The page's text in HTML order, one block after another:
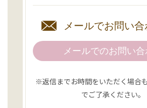
メールでお問い
メールでのお問い合
※返信までお時間をいただく場合
でご了承ください。